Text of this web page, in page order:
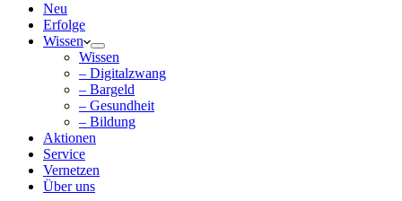
Neu
Erfolge
Wissen
Wissen
– Digitalzwang
– Bargeld
– Gesundheit
– Bildung
Aktionen
Service
Vernetzen
Über uns